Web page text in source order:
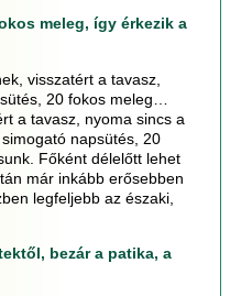
meleg, így érkezik a
visszatért a tavasz,
20 fokos meleg…
a tavasz, nyoma sincs a
napsütés, 20
Főként délelőtt lehet
már inkább erősebben
legfeljebb az északi,
bezár a patika, a